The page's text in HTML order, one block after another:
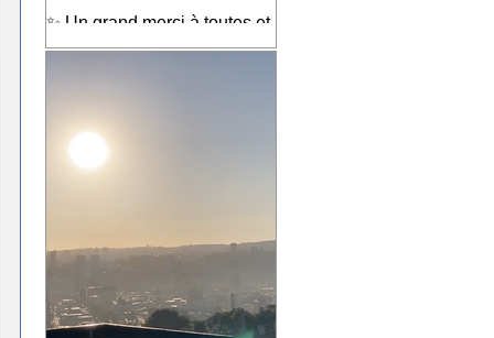
✨ Un grand merci à toutes et
tous pour vos messages hier,